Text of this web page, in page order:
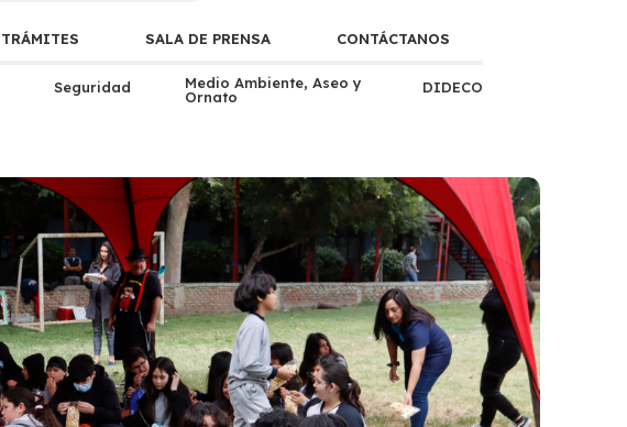
TRÁMITES SALA DE PRENSA CONTÁCTANOS
Seguridad
Medio Ambiente, Aseo y
Ornato
DIDECO